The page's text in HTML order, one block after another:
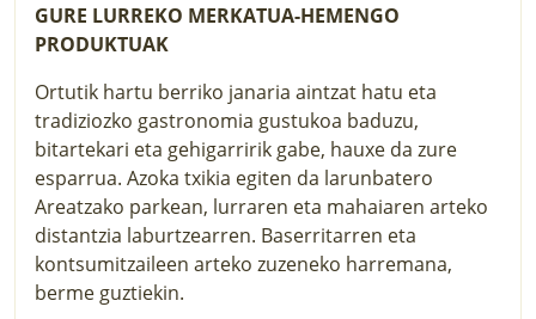
GURE LURREKO MERKATUA-HEMENGO
PRODUKTUAK
Ortutik hartu berriko janaria aintzat hatu eta
tradiziozko gastronomia gustukoa baduzu,
bitartekari eta gehigarririk gabe, hauxe da zure
esparrua. Azoka txikia egiten da larunbatero
Areatzako parkean, lurraren eta mahaiaren arteko
distantzia laburtzearren. Baserritarren eta
kontsumitzaileen arteko zuzeneko harremana,
berme guztiekin.